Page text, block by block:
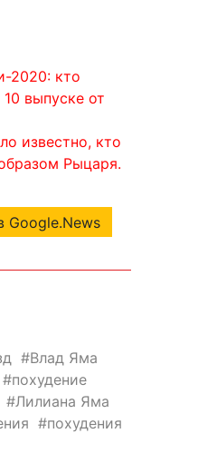
2020: кто
выпуске от
известно, кто
Рыцаря.
Google.News
Влад Яма
похудение
Лилиана Яма
похудения